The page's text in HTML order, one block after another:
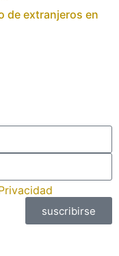
de extranjeros en
suscribirse